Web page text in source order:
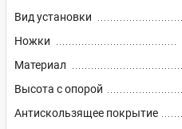
Вид установки
Ножки
Материал
Высота с опорой
Антискользящее покрытие